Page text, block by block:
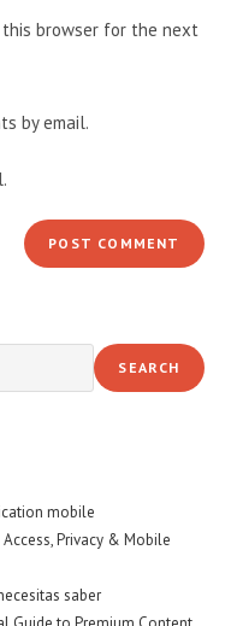
this browser for the next
by email.
SEARCH
mobile
Privacy & Mobile
saber